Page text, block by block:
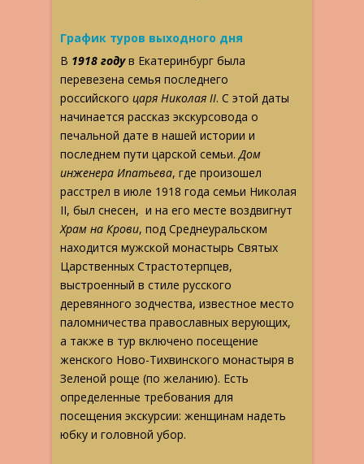
График туров выходного дня
В 1918 годув Екатеринбург была
перевезена семья последнего
российского царя Николая II. С этой даты
начинается рассказ экскурсовода о
печальной дате в нашей истории и
последнем пути царской семьи.Дом
инженера Ипатьева, где произошел
расстрел в июле 1918 года семьи Николая
II, был снесен, и на его месте воздвигнут
Храм на Крови, под Среднеуральском
находится мужской монастырь Святых
Царственных Страстотерпцев,
выстроенный в стиле русского
деревянного зодчества, известное место
паломничества православных верующих,
а также в тур включено посещение
женского Ново-Тихвинского монастыря в
Зеленой роще (по желанию). Есть
определенные требования для
посещения экскурсии: женщинам надеть
юбку и головной убор.